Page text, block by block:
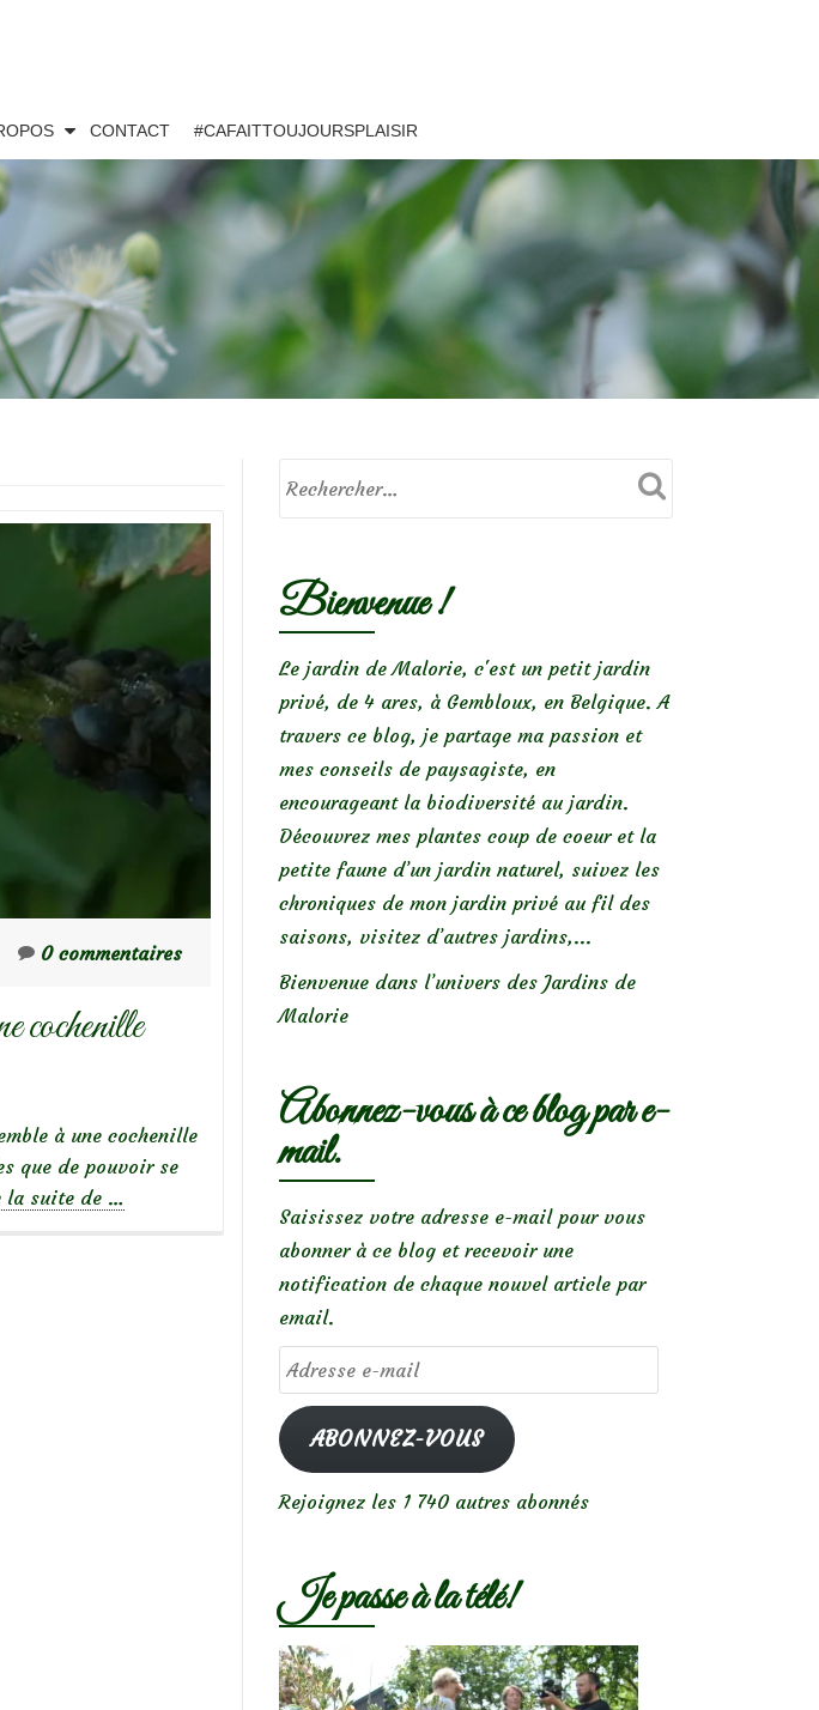
CONTACT #CAFAITTOUJOURSPLAISIR
0 commentaires
cochenille
à une cochenille
que de pouvoir se
la suite de …
Bienvenue !
Le jardin de Malorie, c'est un petit jardin
privé, de 4 ares, à Gembloux, en Belgique. A
travers ce blog, je partage ma passion et
mes conseils de paysagiste, en
encourageant la biodiversité au jardin.
Découvrez mes plantes coup de coeur et la
petite faune d’un jardin naturel, suivez les
chroniques de mon jardin privé au fil des
saisons, visitez d’autres jardins,...
Bienvenue dans l’univers des Jardins de
Malorie
Abonnez-vous à ce blog par e-
mail.
Saisissez votre adresse e-mail pour vous
abonner à ce blog et recevoir une
notification de chaque nouvel article par
email.
Adresse
e-
mailABONNEZ-VOUS
Rejoignez les 1 740 autres abonnés
Je passe à la télé!